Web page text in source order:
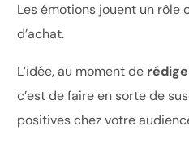
Les émotions jouent un rôle
d’achat.
L’idée, au moment de
c’est de faire en sorte de
positives chez votre